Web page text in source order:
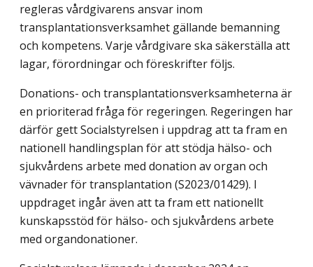
regleras vårdgivarens ansvar inom
transplantationsverksamhet gällande bemanning
och kompetens. Varje vårdgivare ska säkerställa att
lagar, förordningar och föreskrifter följs.
Donations- och transplantationsverksamheterna är
en prioriterad fråga för regeringen. Regeringen har
därför gett Socialstyrelsen i uppdrag att ta fram en
nationell handlingsplan för att stödja hälso- och
sjukvårdens arbete med donation av organ och
vävnader för transplantation (S2023/01429). I
uppdraget ingår även att ta fram ett nationellt
kunskapsstöd för hälso- och sjukvårdens arbete
med organdonationer.